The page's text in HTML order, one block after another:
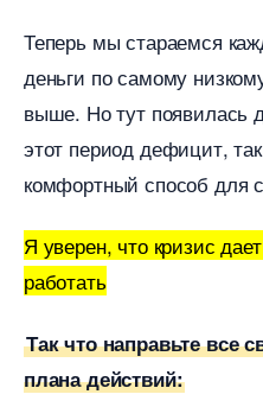
Теперь мы стараемся
деньги по самому
ыше. Но тут появилась
этот период дефицит,
комфортный способ для
Я уверен, что кризис
работать
Так что направьте все
плана действий: